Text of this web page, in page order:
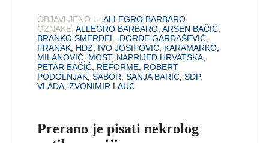
OBJAVLJENO U: ALLEGRO BARBARO
OZNAKE: ALLEGRO BARBARO,ARSEN BAČIĆ,
BRANKO SMERDEL,ĐORĐE GARDAŠEVIĆ,
FRANAK, HDZ, IVO JOSIPOVIĆ, KARAMARKO,
MILANOVIĆ, MOST, NAPRIJED HRVATSKA,
PETAR BAČIĆ, REFORME, ROBERT
PODOLNJAK,SABOR,SANJA BARIĆ,SDP,
VLADA,ZVONIMIR LAUC
Prerano je pisati nekrolog